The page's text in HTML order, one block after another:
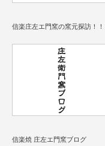
信楽庄左エ門窯の窯元探訪！！
信楽焼 庄左エ門窯ブログ